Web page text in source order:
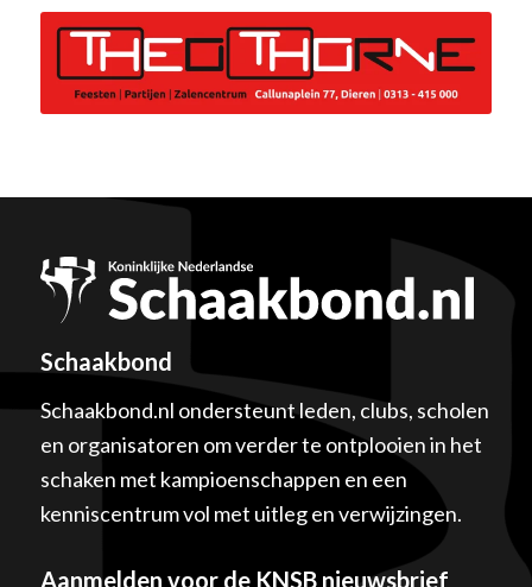
Schaakbond
Schaakbond.nl ondersteunt leden, clubs, scholen
en organisatoren om verder te ontplooien in het
schaken met kampioenschappen en een
kenniscentrum vol met uitleg en verwijzingen.
Aanmelden voor de KNSB nieuwsbrief